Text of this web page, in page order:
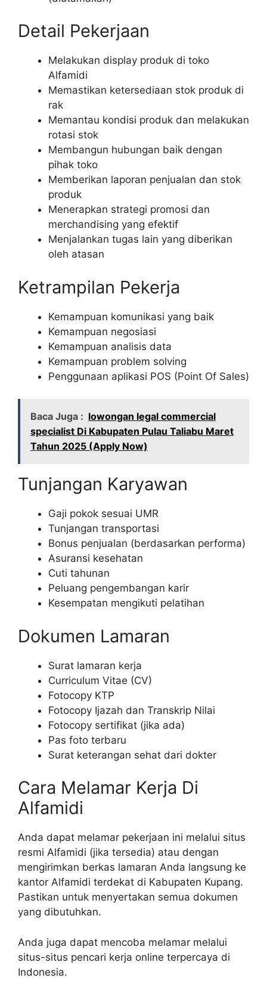
Detail Pekerjaan
Melakukan display produk di toko
Alfamidi
Memastikan ketersediaan stok produk di
rak
Memantau kondisi produk dan melakukan
rotasi stok
Membangun hubungan baik dengan
pihak toko
Memberikan laporan penjualan dan stok
produk
Menerapkan strategi promosi dan
merchandising yang efektif
Menjalankan tugas lain yang diberikan
oleh atasan
Ketrampilan Pekerja
Kemampuan komunikasi yang baik
Kemampuan negosiasi
Kemampuan analisis data
Kemampuan problem solving
Penggunaan aplikasi POS (Point Of Sales)
Baca Juga : lowongan legal commercial
specialist Di Kabupaten Pulau Taliabu Maret
Tahun 2025 (Apply Now)
Tunjangan Karyawan
Gaji pokok sesuai UMR
Tunjangan transportasi
Bonus penjualan (berdasarkan performa)
Asuransi kesehatan
Cuti tahunan
Peluang pengembangan karir
Kesempatan mengikuti pelatihan
Dokumen Lamaran
Surat lamaran kerja
Curriculum Vitae (CV)
Fotocopy KTP
Fotocopy Ijazah dan Transkrip Nilai
Fotocopy sertifikat (jika ada)
Pas foto terbaru
Surat keterangan sehat dari dokter
Cara Melamar Kerja Di
Alfamidi
Anda dapat melamar pekerjaan ini melalui situs
resmi Alfamidi (jika tersedia) atau dengan
mengirimkan berkas lamaran Anda langsung ke
kantor Alfamidi terdekat di Kabupaten Kupang.
Pastikan untuk menyertakan semua dokumen
yang dibutuhkan.
Anda juga dapat mencoba melamar melalui
situs-situs pencari kerja online terpercaya di
Indonesia.